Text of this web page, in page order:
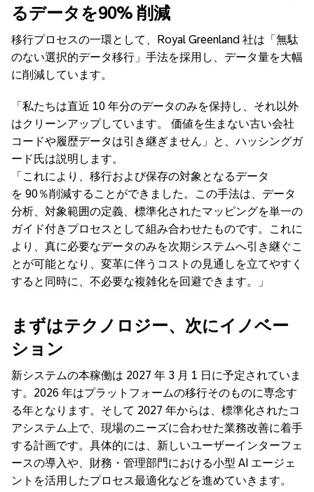
るデータを90% 削減
移行プロセスの一環として、 Royal Greenland 社は「無駄
のない選択的データ移行」手法を採用し、データ量を大幅
に削減しています。
「私たちは直近 10 年分のデータのみを保持し、それ以外
はクリーンアップしています。 価値を生まない古い会社
コードや履歴データは引き継ぎません」と、ハッシングガ
ード氏は説明します。
「これにより、移行および保存の対象となるデータ
を 90％削減することができました。この手法は、データ
分析、対象範囲の定義、標準化されたマッピングを単一の
ガイド付きプロセスとして組み合わせたものです。これに
より、真に必要なデータのみを次期システムへ引き継ぐこ
とが可能となり、変革に伴うコストの見通しを立てやすく
すると同時に、不必要な複雑化を回避できます。」
まずはテクノロジー、次にイノベー
ション
新システムの本稼働は 2027 年 3 月 1 日に予定されていま
す。 2026 年はプラットフォームの移行そのものに専念す
る年となります。そして 2027 年からは、標準化されたコ
アシステム上で、現場のニーズに合わせた業務改善に着手
する計画です。具体的には、新しいユーザーインターフェ
ースの導入や、財務・管理部門における小型 AI エージェ
ントを活用したプロセス最適化などを進めていきます。